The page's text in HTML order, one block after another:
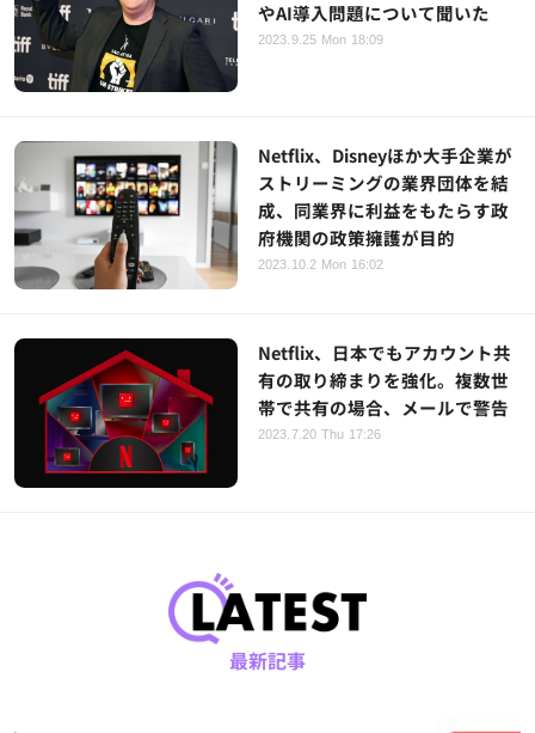
やAI導入問題について聞いた
2023.9.25 Mon 18:09
Netflix、Disneyほか大手企業が
ストリーミングの業界団体を結
成、同業界に利益をもたらす政
府機関の政策擁護が目的
2023.10.2 Mon 16:02
Netflix、日本でもアカウント共
有の取り締まりを強化。複数世
帯で共有の場合、メールで警告
2023.7.20 Thu 17:26
最新記事